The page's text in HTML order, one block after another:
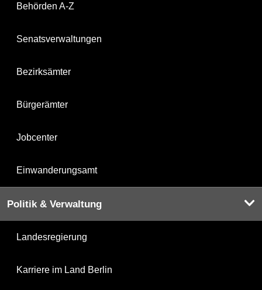
Behörden A-Z
Senatsverwaltungen
Bezirksämter
Bürgerämter
Jobcenter
Einwanderungsamt
Politik & Verwaltung
Landesregierung
Karriere im Land Berlin